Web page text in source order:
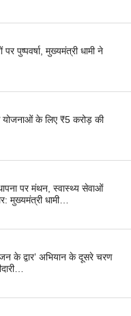
पर पुष्पवर्षा, मुख्यमंत्री धामी ने
योजनाओं के लिए ₹5 करोड़ की
पर मंथन, स्वास्थ्य सेवाओं
मुख्यमंत्री धामी…
के द्वार’ अभियान के दूसरे चरण